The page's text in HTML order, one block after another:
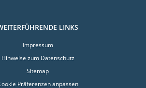
LINKS
Impressum
Hinweise zum Datenschutz
Sitemap
Präferenzen anpassen